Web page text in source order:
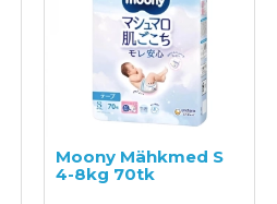
Moony Mähkmed S
4-8kg 70tk